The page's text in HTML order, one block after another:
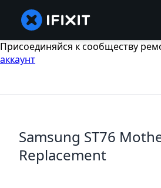
Присоединяйся к сообществу
аккаунт
Samsung ST76
Replacement